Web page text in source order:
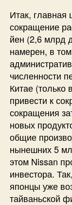
Итак,
сокращение
йен (2,6 млрд
намерен, в
численности
Китае
привести к
сокращения
новых
общие
нынешних 5
этом Nissan
инвестора.
японцы уже
тайваньской